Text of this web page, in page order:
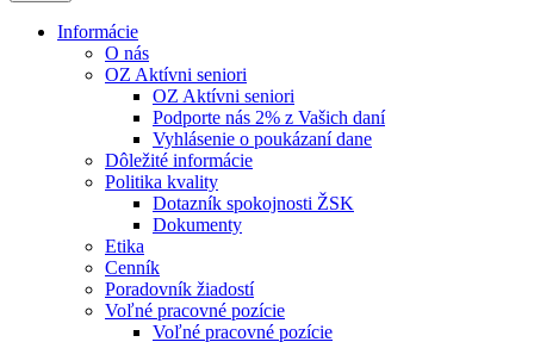
Informácie
O nás
OZ Aktívni seniori
OZ Aktívni seniori
Podporte nás 2% z Vašich daní
Vyhlásenie o poukázaní dane
Dôležité informácie
Politika kvality
Dotazník spokojnosti ŽSK
Dokumenty
Etika
Cenník
Poradovník žiadostí
Voľné pracovné pozície
Voľné pracovné pozície